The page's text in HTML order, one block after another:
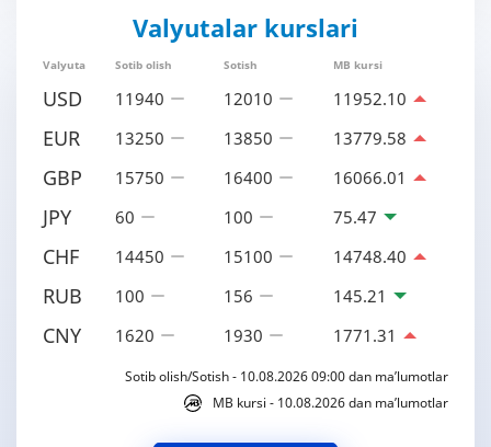
Valyutalar kurslari
Valyuta Sotib olish Sotish MB kursi
USD 11940 12010 11952.10
EUR 13250 13850 13779.58
GBP 15750 16400 16066.01
JPY 60 100 75.47
CHF 14450 15100 14748.40
RUB 100 156 145.21
CNY 1620 1930 1771.31
Sotib olish/Sotish - 10.08.2026 09:00 dan ma’lumotlar
MB kursi - 10.08.2026 dan ma’lumotlar